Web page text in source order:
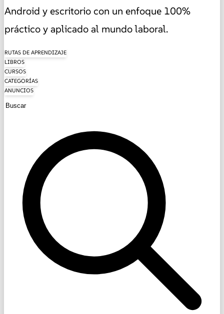
Android y escritorio con un enfoque 100%
práctico y aplicado al mundo laboral.
RUTAS DE APRENDIZAJE
LIBROS
CURSOS
CATEGORÍAS
ANUNCIOS